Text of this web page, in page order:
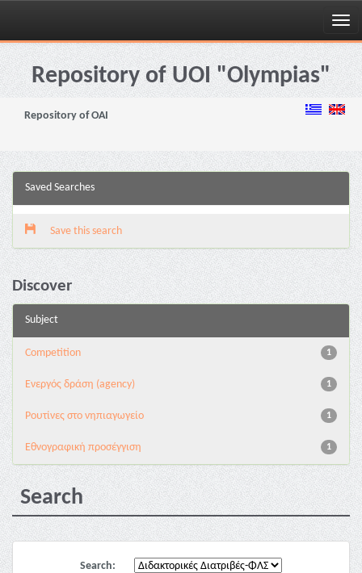
Skip
navigationRepository of UOI "Olympias"
Repository of OAI
Saved Searches
Save this search
Discover
Subject
1
Competition
1
Eνεργός δράση (agency)
1
Pουτίνες στο νηπιαγωγείο
1
Εθνογραφική προσέγγιση
Search
Search: